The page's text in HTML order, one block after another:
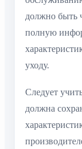
должно быть
полную
уходу.
Следует
должна